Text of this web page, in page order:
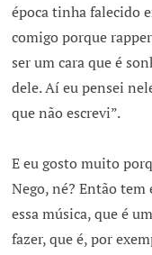
época tinha falecido
comigo porque
ser um cara que é
dele. Aí eu pensei
que não escrevi”.
E eu gosto muito
Nego, né? Então tem
essa música, que é
fazer, que é, por